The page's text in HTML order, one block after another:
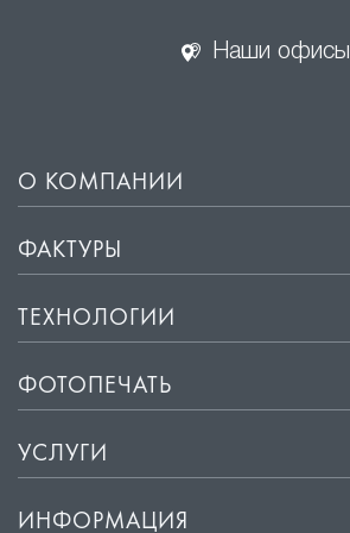
разные сценарии использования.
Наши офисы
О КОМПАНИИ
ФАКТУРЫ
ТЕХНОЛОГИИ
ФОТОПЕЧАТЬ
УСЛУГИ
ИНФОРМАЦИЯ